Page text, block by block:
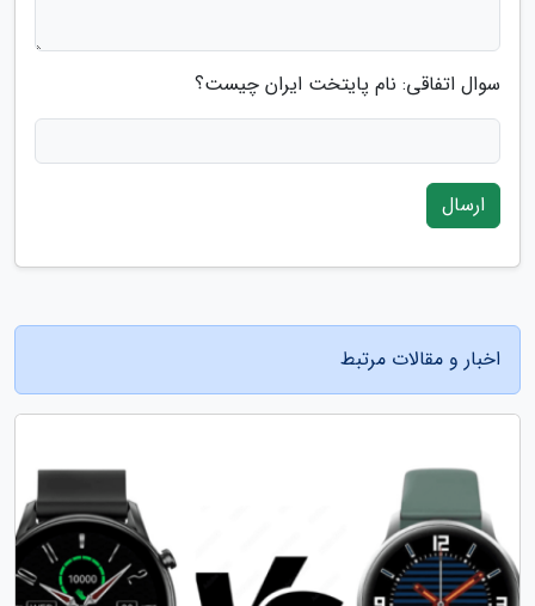
سوال اتفاقی: نام پایتخت ایران چیست؟
ارسال
اخبار و مقالات مرتبط